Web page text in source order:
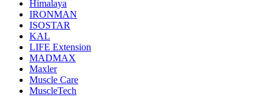
Himalaya
IRONMAN
ISOSTAR
KAL
LIFE Extension
MADMAX
Maxler
Muscle Care
MuscleTech